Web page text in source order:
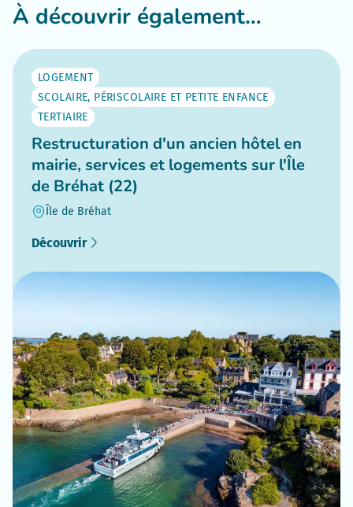
À découvrir également…
LOGEMENT
SCOLAIRE, PÉRISCOLAIRE ET PETITE ENFANCE
TERTIAIRE
Restructuration d'un ancien hôtel en
mairie, services et logements sur l'Île
de Bréhat (22)
Île de Bréhat
Découvrir